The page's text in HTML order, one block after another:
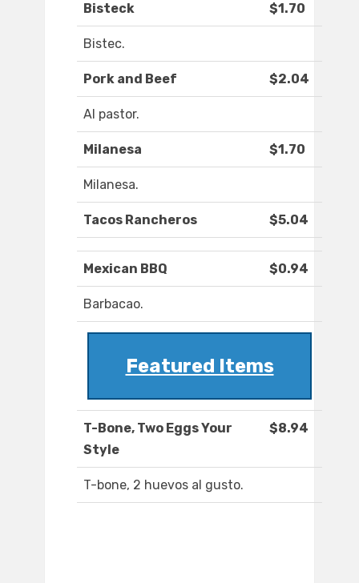
Bisteck $1.70
Bistec.
Pork and Beef $2.04
Al pastor.
Milanesa $1.70
Milanesa.
Tacos Rancheros $5.04
Mexican BBQ $0.94
Barbacao.
Featured Items
T-Bone, Two Eggs Your
Style
$8.94
T-bone, 2 huevos al gusto.